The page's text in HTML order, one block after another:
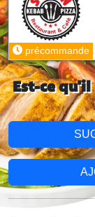
précommande
Est-ce qu'il